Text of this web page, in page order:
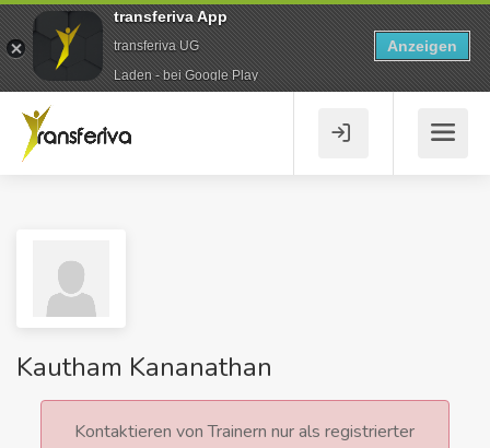
Kautham Kananathan
Kontaktieren von Trainern nur als registrierter
transferiva App
transferiva UG
Laden - bei Google Play
Anzeigen